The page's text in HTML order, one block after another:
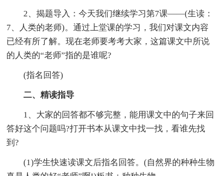
2、揭题导入：今天我们继续学习第7课——(生读：
7、人类的老师)。通过上堂课的学习，我们对课文内容
已经有所了解。现在老师要考考大家，这篇课文中所说
的人类的“老师”指的是谁呢?
(指名回答)
二、精读指导
1、大家的回答都不够完整，能用课文中的句子来回
答好这个问题吗?打开书本从课文中找一找，看谁先找
到?
(1)学生快速读课文后指名回答。(自然界的种种生物